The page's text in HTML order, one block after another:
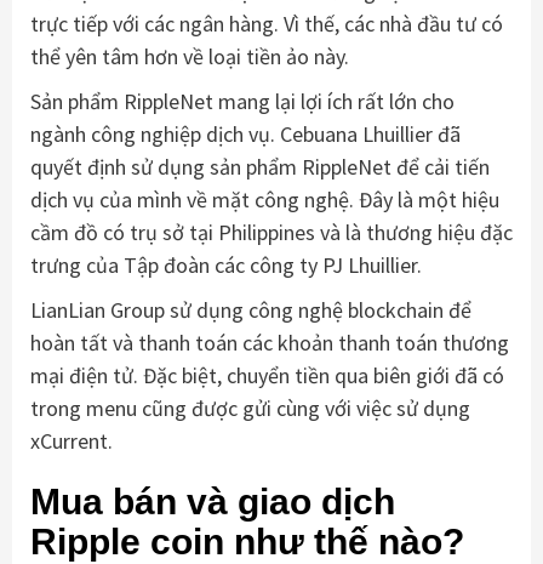
trực tiếp với các ngân hàng. Vì thế, các nhà đầu tư có
thể yên tâm hơn về loại tiền ảo này.
Sản phẩm RippleNet mang lại lợi ích rất lớn cho
ngành công nghiệp dịch vụ. Cebuana Lhuillier đã
quyết định sử dụng sản phẩm RippleNet để cải tiến
dịch vụ của mình về mặt công nghệ. Đây là một hiệu
cầm đồ có trụ sở tại Philippines và là thương hiệu đặc
trưng của Tập đoàn các công ty PJ Lhuillier.
LianLian Group sử dụng công nghệ blockchain để
hoàn tất và thanh toán các khoản thanh toán thương
mại điện tử. Đặc biệt, chuyển tiền qua biên giới đã có
trong menu cũng được gửi cùng với việc sử dụng
xCurrent.
Mua bán và giao dịch
Ripple coin như thế nào?